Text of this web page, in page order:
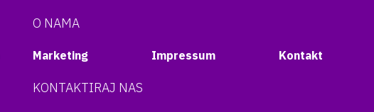
O NAMA
Marketing Impressum Kontakt
KONTAKTIRAJ NAS